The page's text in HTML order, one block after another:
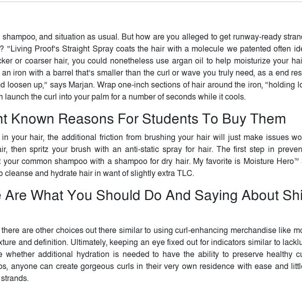
and situation as usual. But how are you alleged to get runway-ready
“Living Proof’s Straight Spray coats the hair with a molecule we patented often
or coarser hair, you could nonetheless use argan oil to help moisturize your
iron with a barrel that’s smaller than the curl or wave you truly need, as a end
loosen up,” says Marjan. Wrap one-inch sections of hair around the iron, “holding
launch the curl into your palm for a number of seconds while it cools.
Known Reasons For Students To Buy Them
your hair, the additional friction from brushing your hair will just make issues
then spritz your brush with an anti-static spray for hair. The first step in
common shampoo with a shampoo for dry hair. My favorite is Moisture Hero™
cleanse and hydrate hair in want of slightly extra TLC.
What You Should Do And Saying About
are other choices out there similar to using curl-enhancing merchandise like
and definition. Ultimately, keeping an eye fixed out for indicators similar to
whether additional hydration is needed to have the ability to preserve healthy
anyone can create gorgeous curls in their very own residence with ease and